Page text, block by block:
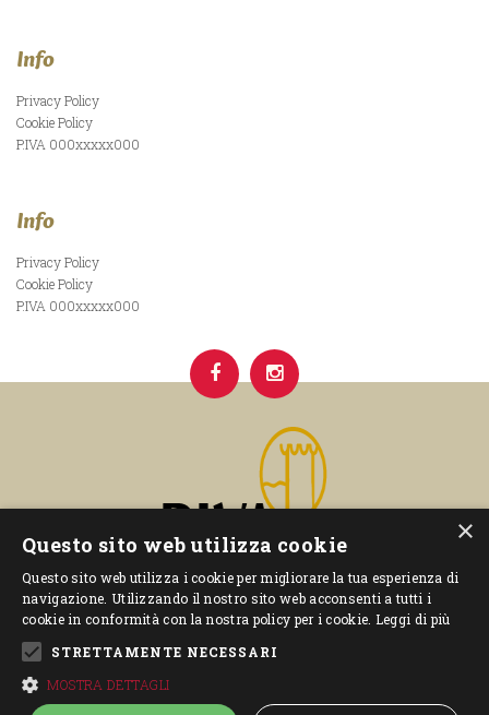
Info
Privacy Policy
Cookie Policy
P.IVA 000xxxxx000
Info
Privacy Policy
Cookie Policy
P.IVA 000xxxxx000
Privacy Policy–Cookie Policy
×
Questo sito web utilizza cookie
Questo sito web utilizza i cookie per migliorare la tua esperienza di
navigazione. Utilizzando il nostro sito web acconsenti a tutti i
cookie in conformità con la nostra policy per i cookie. Leggi di più
STRETTAMENTE NECESSARI
MOSTRA DETTAGLI